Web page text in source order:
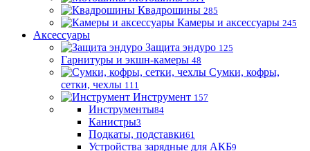
Квадрошины 285
Камеры и аксессуары 245
Аксессуары
Защита эндуро 125
Гарнитуры и экшн-камеры 48
Сумки, кофры,
сетки, чехлы 111
Инструмент 157
Инструменты84
Канистры3
Подкаты, подставки61
Устройства зарядные для АКБ9